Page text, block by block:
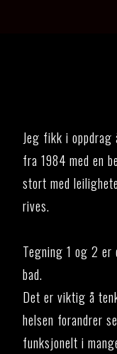
Jeg fikk i oppdrag
fra 1984 med en
stort med
rives.
Tegning 1 og 2
bad.
Det er viktig å
helsen forandrer
funksjonelt i